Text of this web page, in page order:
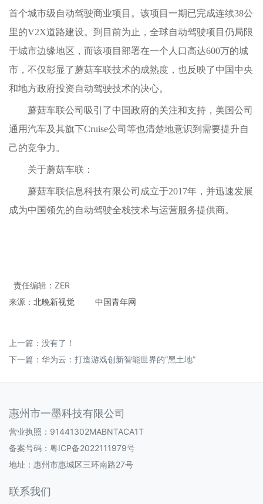
首个城市级自动驾驶商业项目。该项目一期已完成连续38公
里的V2X道路建设。到目前为止，全球自动驾驶项目仍局限
于城市边缘地区，而该项目部署在一个人口高达600万的城
市，不仅彰显了蘑菇车联技术的成熟度，也反映了中国中央
和地方政府投资自动驾驶技术的决心。
蘑菇车联公司吸引了中国政府的关注和支持，美国公司
通用汽车及其旗下Cruise公司等也清楚地意识到需要提升自
己的竞争力。
关于蘑菇车联：
蘑菇车联信息科技有限公司成立于2017年，并迅速发展
成为中国领先的自动驾驶全栈技术与运营服务提供商。
责任编辑：ZER
来源： 北晚新视觉 中国青年网
上一篇：没有了！
下一篇： 华为云：打造游戏创新智能世界的“黑土地”
惠州市一墨科技有限公司
营业执照：91441302MABNTACA1T
备案号码： 粤ICP备2022111979号
地址：惠州市惠城区三环南路27号
联系我们